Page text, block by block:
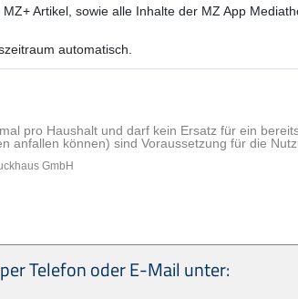
Artikel, sowie alle Inhalte der MZ App
automatisch.
pro Haushalt und darf kein Ersatz für ein
anfallen können) sind Voraussetzung für die
GmbH
Telefon oder E-Mail unter: